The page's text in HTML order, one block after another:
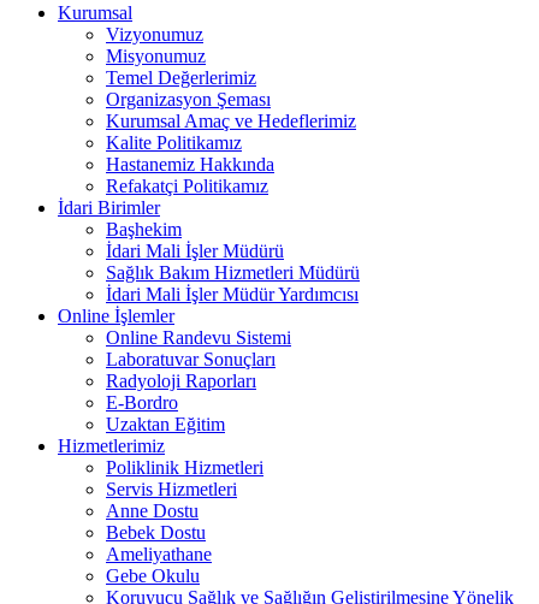
Kurumsal
Vizyonumuz
Misyonumuz
Temel Değerlerimiz
Organizasyon Şeması
Kurumsal Amaç ve Hedeflerimiz
Kalite Politikamız
Hastanemiz Hakkında
Refakatçi Politikamız
İdari Birimler
Başhekim
İdari Mali İşler Müdürü
Sağlık Bakım Hizmetleri Müdürü
İdari Mali İşler Müdür Yardımcısı
Online İşlemler
Online Randevu Sistemi
Laboratuvar Sonuçları
Radyoloji Raporları
E-Bordro
Uzaktan Eğitim
Hizmetlerimiz
Poliklinik Hizmetleri
Servis Hizmetleri
Anne Dostu
Bebek Dostu
Ameliyathane
Gebe Okulu
Koruyucu Sağlık ve Sağlığın Geliştirilmesine Yönelik